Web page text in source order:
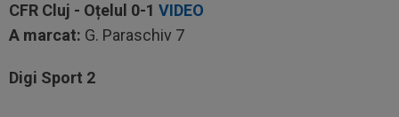
CFR Cluj - Oțelu 0-1 VIDEO
A marcat: G. Paraschiv 7
Digi Sport 2